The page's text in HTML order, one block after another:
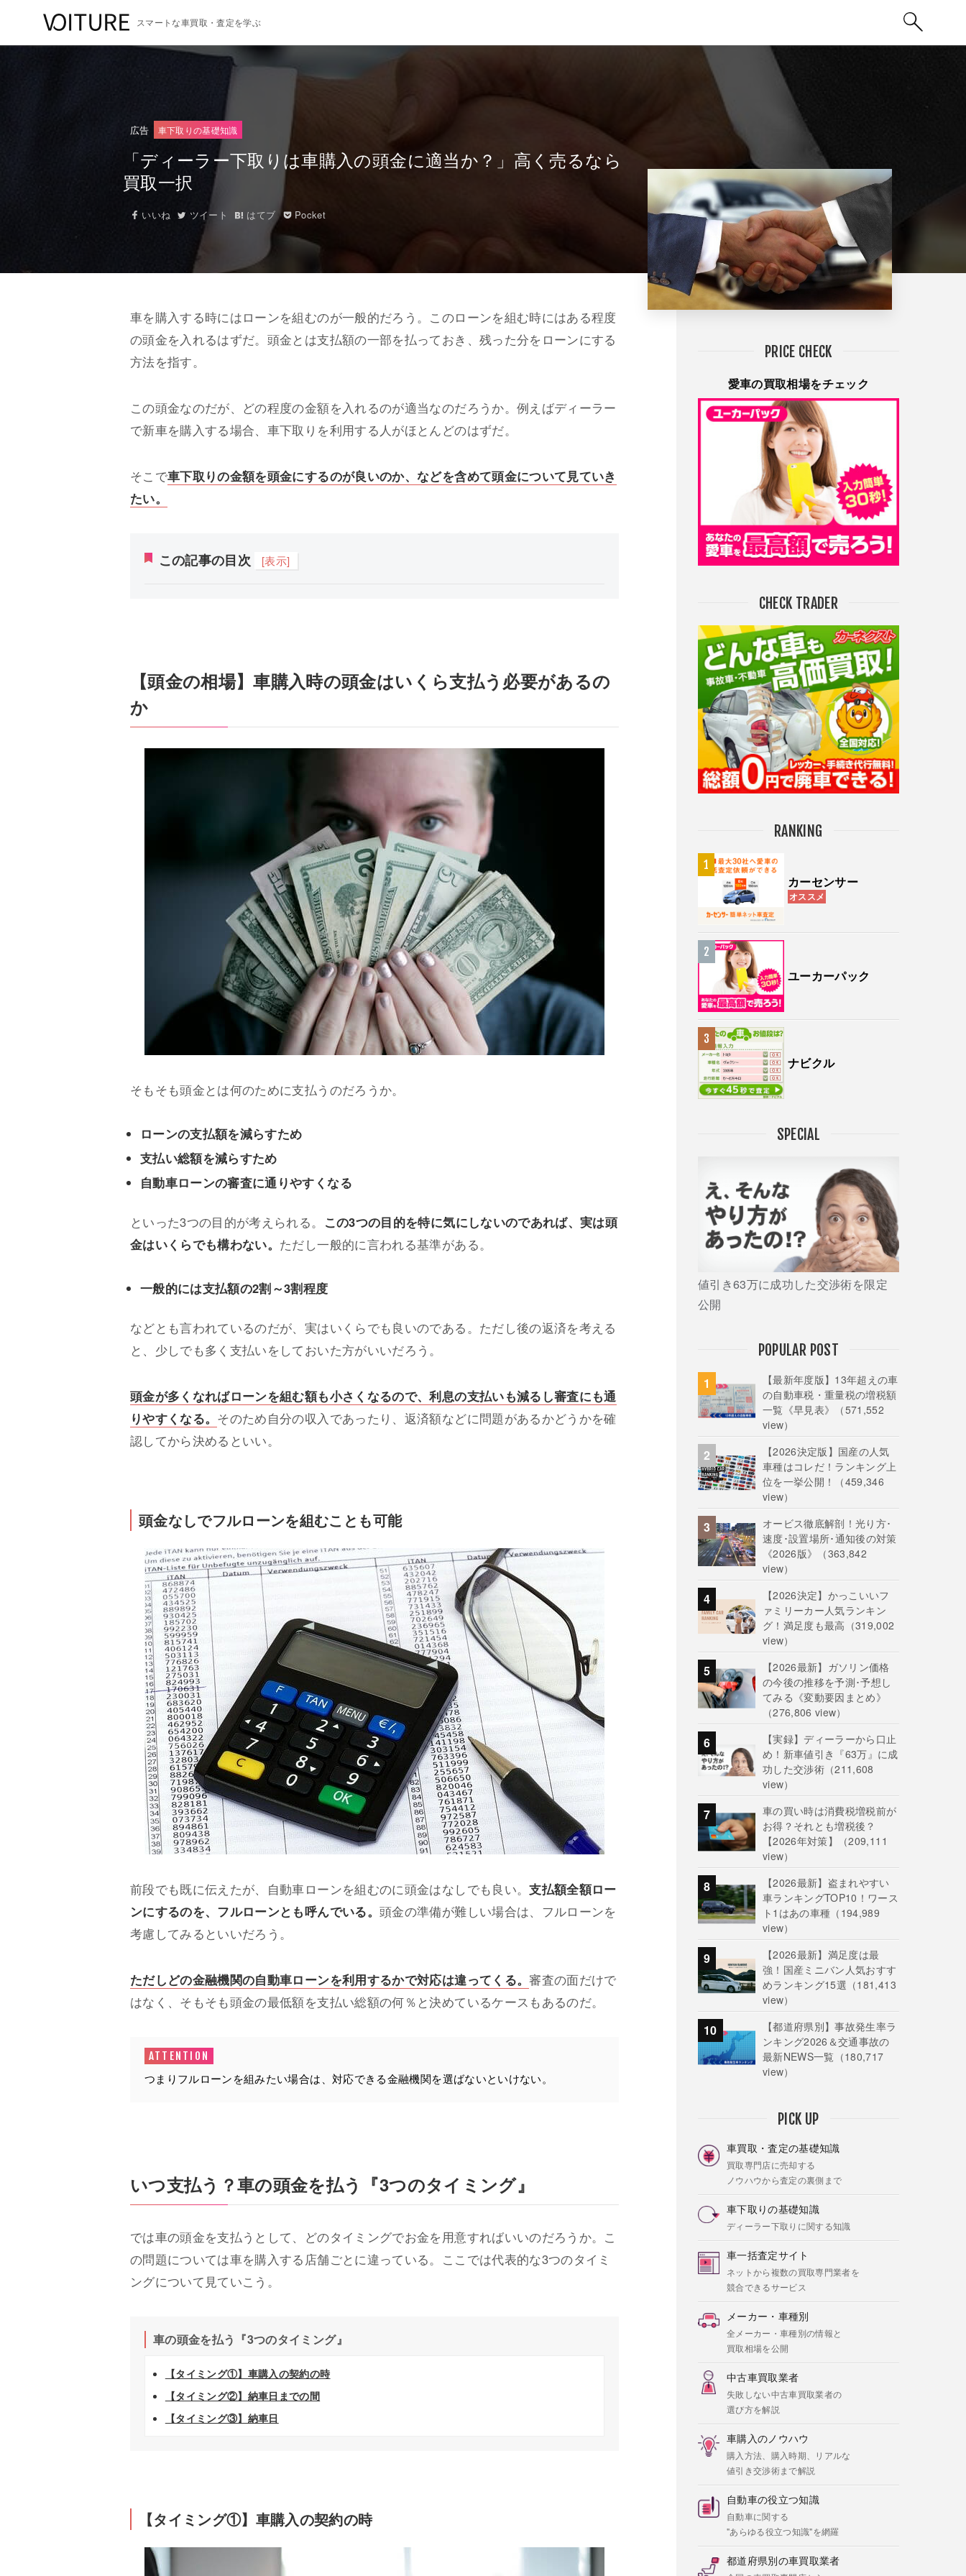
スマートな車買取・査定を学ぶ
広告 車下取りの基礎知識
「ディーラー下取りは車購入の頭金に適当か？」高く売るなら
買取一択
いいね ツイート はてブ Pocket
車を購入する時にはローンを組むのが一般的だろう。このローンを組む時にはある程度
の頭金を入れるはずだ。頭金とは支払額の一部を払っておき、残った分をローンにする
方法を指す。
この頭金なのだが、どの程度の金額を入れるのが適当なのだろうか。例えばディーラー
で新車を購入する場合、車下取りを利用する人がほとんどのはずだ。
そこで車下取りの金額を頭金にするのが良いのか、などを含めて頭金について見ていき
たい。
この記事の目次 [表示]
【頭金の相場】車購入時の頭金はいくら支払う必要があるの
か
そもそも頭金とは何のために支払うのだろうか。
ローンの支払額を減らすため
支払い総額を減らすため
自動車ローンの審査に通りやすくなる
といった3つの目的が考えられる。
この3つの目的を特に気にしないのであれば、実は頭
金はいくらでも構わない。 ただし一般的に言われる基準がある。
一般的には支払額の2割～3割程度
などとも言われているのだが、実はいくらでも良いのである。ただし後の返済を考える
と、少しでも多く支払いをしておいた方がいいだろう。
頭金が多くなればローンを組む額も小さくなるので、利息の支払いも減るし審査にも通
りやすくなる。 そのため自分の収入であったり、返済額などに問題があるかどうかを確
認してから決めるといい。
頭金なしでフルローンを組むことも可能
前段でも既に伝えたが、自動車ローンを組むのに頭金はなしでも良い。支払額全額ロー
ンにするのを、フルローンとも呼んでいる。 頭金の準備が難しい場合は、フルローンを
考慮してみるといいだろう。
ただしどの金融機関の自動車ローンを利用するかで対応は違ってくる。審査の面だけで
はなく、そもそも頭金の最低額を支払い総額の何％と決めているケースもあるのだ。
つまりフルローンを組みたい場合は、対応できる金融機関を選ばないといけない。
いつ支払う？車の頭金を払う『3つのタイミング』
では車の頭金を支払うとして、どのタイミングでお金を用意すればいいのだろうか。こ
の問題については車を購入する店舗ごとに違っている。ここでは代表的な3つのタイミ
ングについて見ていこう。
車の頭金を払う『3つのタイミング』
【タイミング①】車購入の契約の時
【タイミング②】納車日までの間
【タイミング③】納車日
【タイミング①】車購入の契約の時
PRICE CHECK
愛車の買取相場をチェック
CHECK TRADER
RANKING
カーセンサー
オススメ
ユーカーパック
ナビクル
SPECIAL
値引き63万に成功した交渉術を限定
公開
POPULAR POST
【最新年度版】13年超えの車
の自動車税・重量税の増税額
一覧《早見表》
（571,552
view）
【2026決定版】国産の人気
車種はコレだ！ランキング上
位を一挙公開！
（459,346
view）
オービス徹底解剖！光り方･
速度･設置場所･通知後の対策
《2026版》
（363,842
view）
【2026決定】かっこいいフ
ァミリーカー人気ランキン
グ！満足度も最高 （319,002
view）
【2026最新】ガソリン価格
の今後の推移を予測･予想し
てみる《変動要因まとめ》
（276,806 view）
【実録】ディーラーから口止
め！新車値引き『63万』に成
功した交渉術（211,608
view）
車の買い時は消費税増税前が
お得？それとも増税後？
【2026年対策】
（209,111
view）
【2026最新】盗まれやすい
車ランキングTOP10！ワース
ト1はあの車種 （194,989
view）
【2026最新】満足度は最
強！国産ミニバン人気おすす
めランキング15選 （181,413
view）
【都道府県別】事故発生率ラ
ンキング2026＆交通事故の
最新NEWS一覧 （180,717
view）
PICK UP
車買取・査定の基礎知識
買取専門店に売却する
ノウハウから査定の裏側まで
車下取りの基礎知識
ディーラー下取りに関する知識
車一括査定サイト
ネットから複数の買取専門業者を
競合できるサービス
メーカー・車種別
全メーカー・車種別の情報と
買取相場を公開
中古車買取業者
失敗しない中古車買取業者の
選び方を解説
車購入のノウハウ
購入方法、購入時期、リアルな
値引き交渉術まで解説
自動車の役立つ知識
自動車に関する
"あらゆる役立つ知識"を網羅
都道府県別の車買取業者